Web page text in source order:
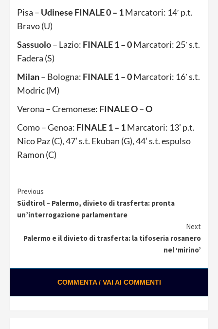
Pisa – Udinese FINALE 0 – 1Marcatori: 14′ p.t.
Bravo (U)
Sassuolo– Lazio: FINALE 1 – 0Marcatori: 25′ s.t.
Fadera (S)
Milan– Bologna: FINALE 1 – 0Marcatori: 16′ s.t.
Modric (M)
Verona – Cremonese: FINALE O – O
Como – Genoa: FINALE 1 – 1Marcatori: 13’ p.t.
Nico Paz (C), 47’ s.t. Ekuban (G), 44’ s.t. espulso
Ramon (C)
Continue
Reading
Previous
Südtirol – Palermo, divieto di trasferta: pronta
un’interrogazione parlamentare
Next
Palermo e il divieto di trasferta: la tifoseria rosanero
nel ‘mirino’
COMMENTA / VAI AI COMMENTI